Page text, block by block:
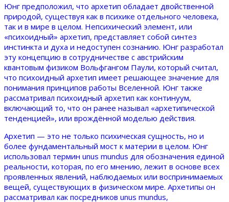
Юнг предположил, что архетип обладает двойственной
природой, существуя как в психике отдельного человека,
так и в мире в целом. Непсихический элемент, или
«психоидный» архетип, представляет собой синтез
инстинкта и духа и недоступен сознанию. Юнг разработал
эту концепцию в сотрудничестве с австрийским
квантовым физиком Вольфгангом Паули, который считал,
что психоидный архетип имеет решающее значение для
понимания принципов работы Вселенной. Юнг также
рассматривал психоидный архетип как континуум,
включающий то, что он ранее называл «архетипической
тенденцией», или врождённой моделью действия.
Архетип — это не только психическая сущность, но и
более фундаментальный мост к материи в целом. Юнг
использовал термин unus mundus для обозначения единой
реальности, которая, по его мнению, лежит в основе всех
проявленных явлений, наблюдаемых или воспринимаемых
вещей, существующих в физическом мире. Архетипы он
рассматривал как посредников unus mundus,